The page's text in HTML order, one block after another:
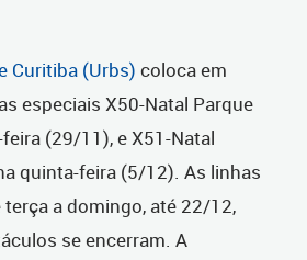
Curitiba (Urbs) coloca em
especiais X50-Natal Parque
(29/11), e X51-Natal
quinta-feira (5/12). As linhas
a domingo, até 22/12,
se encerram. A